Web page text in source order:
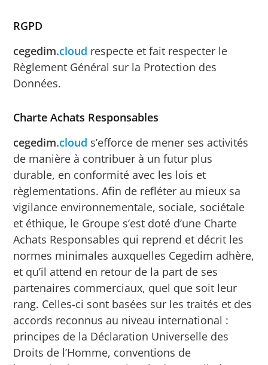
RGPD
cegedim.cloud respecte et fait respecter le
Règlement Général sur la Protection des
Données.
Charte Achats Responsables
cegedim.cloud s’efforce de mener ses activités
de manière à contribuer à un futur plus
durable, en conformité avec les lois et
règlementations. Afin de refléter au mieux sa
vigilance environnementale, sociale, sociétale
et éthique, le Groupe s’est doté d’une Charte
Achats Responsables qui reprend et décrit les
normes minimales auxquelles Cegedim adhère,
et qu’il attend en retour de la part de ses
partenaires commerciaux, quel que soit leur
rang. Celles-ci sont basées sur les traités et des
accords reconnus au niveau international :
principes de la Déclaration Universelle des
Droits de l’Homme, conventions de